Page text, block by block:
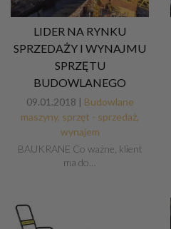
LIDER NA RYNKU
SPRZEDAŻY I WYNAJMU
SPRZĘTU
BUDOWLANEGO
09.01.2018 | Budowlane
maszyny, sprzęt - sprzedaż,
wynajem
BAUKRANE Co ważne, klient
ma do…